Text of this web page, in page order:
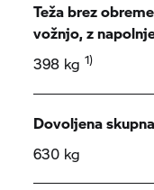
Teža brez
vožnjo, z
398 kg1)
Dovoljena
630 kg